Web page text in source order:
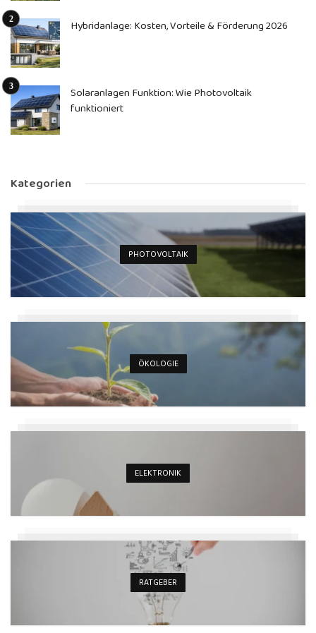
Hybridanlage: Kosten, Vorteile & Förderung 2026
Solaranlagen Funktion: Wie Photovoltaik
funktioniert
Kategorien
PHOTOVOLTAIK
ÖKOLOGIE
ELEKTRONIK
RATGEBER